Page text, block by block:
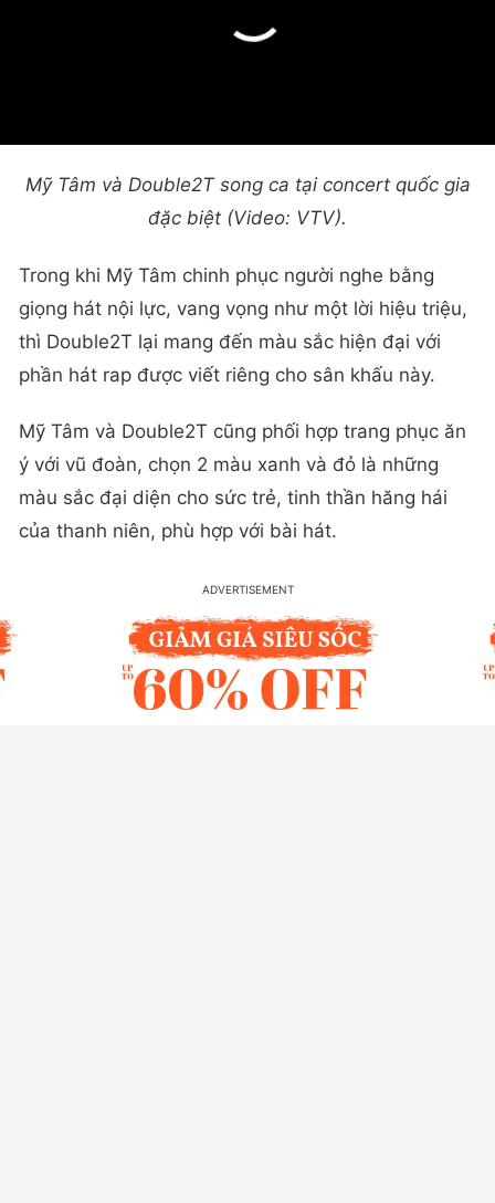
Mỹ Tâm và Double2T song ca tại concert quốc gia
đặc biệt (Video: VTV).
Trong khi Mỹ Tâm chinh phục người nghe bằng
giọng hát nội lực, vang vọng như một lời hiệu triệu,
thì Double2T lại mang đến màu sắc hiện đại với
phần hát rap được viết riêng cho sân khấu này.
Mỹ Tâm và Double2T cũng phối hợp trang phục ăn
ý với vũ đoàn, chọn 2 màu xanh và đỏ là những
màu sắc đại diện cho sức trẻ, tinh thần hăng hái
của thanh niên, phù hợp với bài hát.